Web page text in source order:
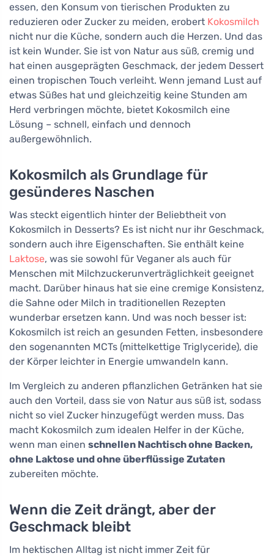
essen, den Konsum von tierischen Produkten zu
reduzieren oder Zucker zu meiden, erobert Kokosmilch
nicht nur die Küche, sondern auch die Herzen. Und das
ist kein Wunder. Sie ist von Natur aus süß, cremig und
hat einen ausgeprägten Geschmack, der jedem Dessert
einen tropischen Touch verleiht. Wenn jemand Lust auf
etwas Süßes hat und gleichzeitig keine Stunden am
Herd verbringen möchte, bietet Kokosmilch eine
Lösung – schnell, einfach und dennoch
außergewöhnlich.
Kokosmilch als Grundlage für
gesünderes Naschen
Was steckt eigentlich hinter der Beliebtheit von
Kokosmilch in Desserts? Es ist nicht nur ihr Geschmack,
sondern auch ihre Eigenschaften. Sie enthält keine
Laktose, was sie sowohl für Veganer als auch für
Menschen mit Milchzuckerunverträglichkeit geeignet
macht. Darüber hinaus hat sie eine cremige Konsistenz,
die Sahne oder Milch in traditionellen Rezepten
wunderbar ersetzen kann. Und was noch besser ist:
Kokosmilch ist reich an gesunden Fetten, insbesondere
den sogenannten MCTs (mittelkettige Triglyceride), die
der Körper leichter in Energie umwandeln kann.
Im Vergleich zu anderen pflanzlichen Getränken hat sie
auch den Vorteil, dass sie von Natur aus süß ist, sodass
nicht so viel Zucker hinzugefügt werden muss. Das
macht Kokosmilch zum idealen Helfer in der Küche,
wenn man einen schnellen Nachtisch ohne Backen,
ohne Laktose und ohne überflüssige Zutaten
zubereiten möchte.
Wenn die Zeit drängt, aber der
Geschmack bleibt
Im hektischen Alltag ist nicht immer Zeit für